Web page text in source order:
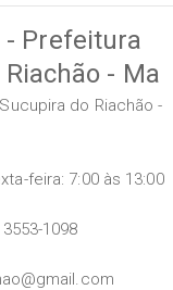
- Prefeitura
- Ma
do Riachão -
feira: 7:00 às 13:00
1098